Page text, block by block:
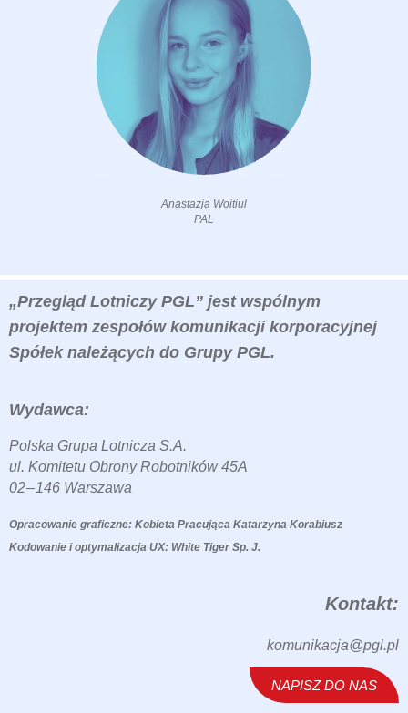
Anastazja Woitiul
PAL
„Przegląd Lotniczy PGL” jest wspólnym
projektem zespołów komunikacji korporacyjnej
Spółek należących do Grupy PGL.
Wydawca:
Polska Grupa Lotnicza S.A.
ul. Komitetu Obrony Robotników 45A
02 – 146 Warszawa
Opracowanie graficzne: Kobieta Pracująca Katarzyna Korabiusz
Kodowanie i optymalizacja UX: White Tiger Sp. J.
Kontakt:
komunikacja@pgl.pl
NAPISZ DO NAS